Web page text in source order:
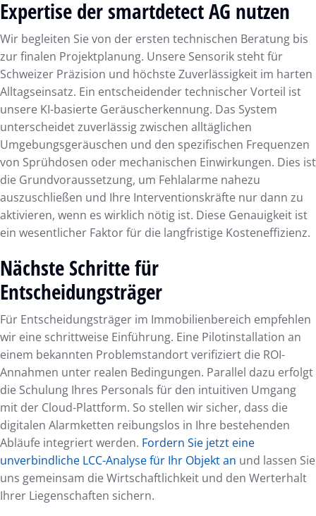
Expertise der smartdetect AG nutzen
Wir begleiten Sie von der ersten technischen Beratung bis
zur finalen Projektplanung. Unsere Sensorik steht für
Schweizer Präzision und höchste Zuverlässigkeit im harten
Alltagseinsatz. Ein entscheidender technischer Vorteil ist
unsere KI-basierte Geräuscherkennung. Das System
unterscheidet zuverlässig zwischen alltäglichen
Umgebungsgeräuschen und den spezifischen Frequenzen
von Sprühdosen oder mechanischen Einwirkungen. Dies ist
die Grundvoraussetzung, um Fehlalarme nahezu
auszuschließen und Ihre Interventionskräfte nur dann zu
aktivieren, wenn es wirklich nötig ist. Diese Genauigkeit ist
ein wesentlicher Faktor für die langfristige Kosteneffizienz.
Nächste Schritte für
Entscheidungsträger
Für Entscheidungsträger im Immobilienbereich empfehlen
wir eine schrittweise Einführung. Eine Pilotinstallation an
einem bekannten Problemstandort verifiziert die ROI-
Annahmen unter realen Bedingungen. Parallel dazu erfolgt
die Schulung Ihres Personals für den intuitiven Umgang
mit der Cloud-Plattform. So stellen wir sicher, dass die
digitalen Alarmketten reibungslos in Ihre bestehenden
Abläufe integriert werden. Fordern Sie jetzt eine
unverbindliche LCC-Analyse für Ihr Objekt an und lassen Sie
uns gemeinsam die Wirtschaftlichkeit und den Werterhalt
Ihrer Liegenschaften sichern.